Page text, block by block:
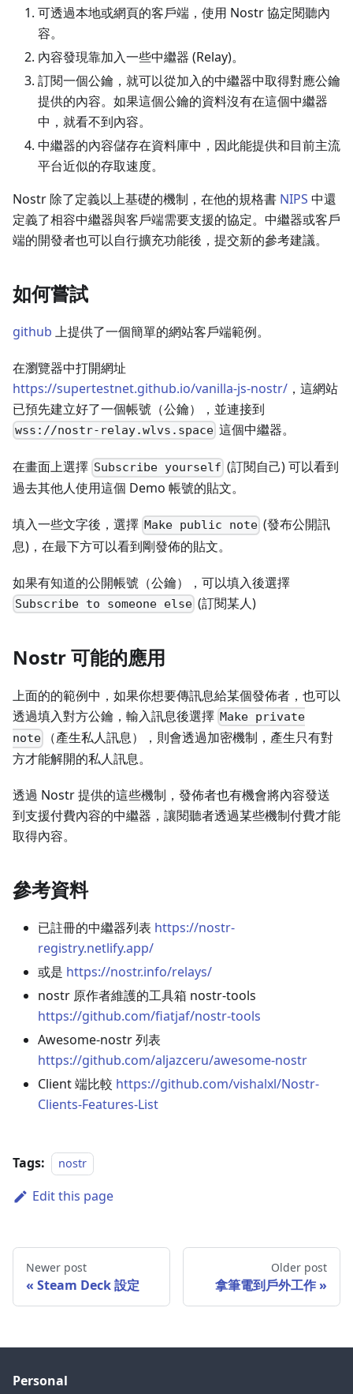
可透過本地或網頁的客戶端，使用 Nostr 協定閱聽內
容。
內容發現靠加入一些中繼器 (Relay)。
訂閱一個公鑰，就可以從加入的中繼器中取得對應公鑰
提供的內容。如果這個公鑰的資料沒有在這個中繼器
中，就看不到內容。
中繼器的內容儲存在資料庫中，因此能提供和目前主流
平台近似的存取速度。
Nostr 除了定義以上基礎的機制，在他的規格書 NIPS 中還
定義了相容中繼器與客戶端需要支援的協定。中繼器或客戶
端的開發者也可以自行擴充功能後，提交新的參考建議。
如何嘗試
github 上提供了一個簡單的網站客戶端範例。
在瀏覽器中打開網址
https://supertestnet.github.io/vanilla-js-nostr/ ，這網站
已預先建立好了一個帳號（公鑰），並連接到
wss://nostr-relay.wlvs.space 這個中繼器。
在畫面上選擇 Subscribe yourself (訂閱自己) 可以看到
過去其他人使用這個 Demo 帳號的貼文。
填入一些文字後，選擇 Make public note (發布公開訊
息)，在最下方可以看到剛發佈的貼文。
如果有知道的公開帳號（公鑰），可以填入後選擇
Subscribe to someone else (訂閱某人)
Nostr 可能的應用
上面的的範例中，如果你想要傳訊息給某個發佈者，也可以
透過填入對方公鑰，輸入訊息後選擇 Make private
note
（產生私人訊息），則會透過加密機制，產生只有對
方才能解開的私人訊息。
透過 Nostr 提供的這些機制，發佈者也有機會將內容發送
到支援付費內容的中繼器，讓閱聽者透過某些機制付費才能
取得內容。
參考資料
已註冊的中繼器列表 https://nostr-
registry.netlify.app/
或是 https://nostr.info/relays/
nostr 原作者維護的工具箱 nostr-tools
https://github.com/fiatjaf/nostr-tools
Awesome-nostr 列表
https://github.com/aljazceru/awesome-nostr
Client 端比較 https://github.com/vishalxl/Nostr-
Clients-Features-List
Tags: nostr
Edit this page
Newer post
Steam Deck 設定
Older post
拿筆電到戶外工作
Personal